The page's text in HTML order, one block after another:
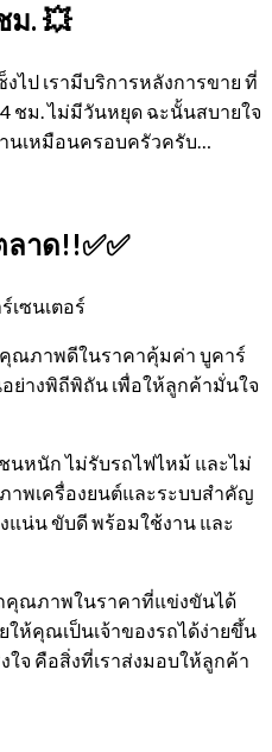
ม. 💥
งไป เรามีบริการหลังการขาย ที่
ชม. ไม่มีวันหยุด ฉะนั้นสบายใจ
นเหมือนครอบครัวครับ…
าด!!✅✅
ซนเตอร์
ณภาพดีในราคาคุ้มค่า บูคาร์
ย่างพิถีพิถัน เพื่อให้ลูกค้ามั่นใจ
นหนัก ไม่รับรถไฟไหม้ และไม่
าพเครื่องยนต์และระบบสำคัญ
น่น ขับดี พร้อมใช้งาน และ
คุณภาพในราคาที่แข่งขันได้
ให้คุณเป็นเจ้าของรถได้ง่ายขึ้น
จ คือสิ่งที่เราส่งมอบให้ลูกค้า